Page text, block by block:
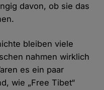
davon, ob sie das
bleiben viele
nahmen wirklich
es ein paar
wie „Free Tibet“